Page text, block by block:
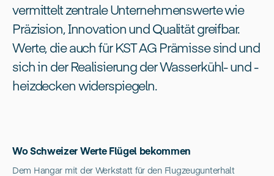
vermittelt zentrale Unternehmenswerte wie
Präzision, Innovation und Qualität greifbar.
Werte, die auch für KST AG Prämisse sind und
sich in der Realisierung der Wasserkühl- und -
heizdecken widerspiegeln.
Wo Schweizer Werte Flügel bekommen
Dem Hangar mit der Werkstatt für den Flugzeugunterhalt